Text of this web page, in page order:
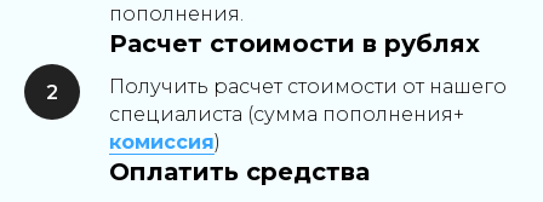
пополнения.
Расчет стоимости в рублях
Получить расчет стоимости от нашего
специалиста (сумма пополнения+
комиссия)
Оплатить средства